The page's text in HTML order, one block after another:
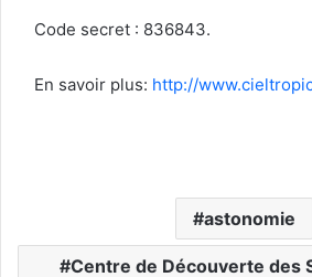
Code secret : 836843.
En savoir plus: http://
astonomie
Centre de Découverte des